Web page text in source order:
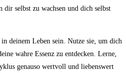
dir selbst zu wachsen und dich selbst
deinem Leben sein. Nutze sie, um dich
wahre Essenz zu entdecken. Lerne,
genauso wertvoll und liebenswert